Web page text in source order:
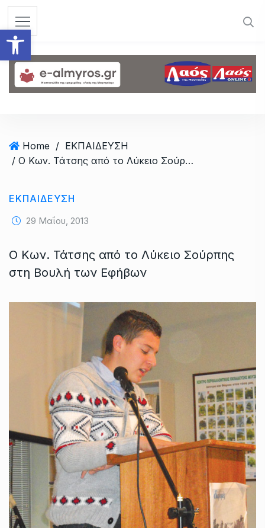
Ανοίξτε τη γραμμή
Home / ΕΚΠΑΙΔΕΥΣΗ
/ Ο Κων. Τάτσης από το Λύκειο Σούρπης στη Βουλή των Εφήβων
ΕΚΠΑΙΔΕΥΣΗ
29 Μαΐου, 2013
Ο Κων. Τάτσης από το Λύκειο Σούρπης
στη Βουλή των Εφήβων